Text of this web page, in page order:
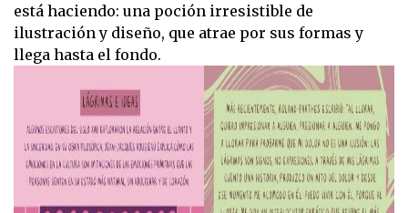
está haciendo: una poción irresistible de
ilustración y diseño, que atrae por sus formas y
llega hasta el fondo.